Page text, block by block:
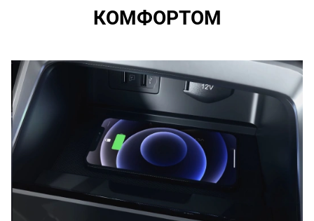
КОМФОРТОМ